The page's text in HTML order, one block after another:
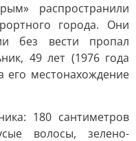
распространили
города. Они
без вести пропал
49 лет (1976 года
его местонахождение
180 сантиметров
волосы, зелено-